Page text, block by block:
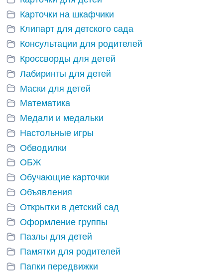
Карточки на шкафчики
Клипарт для детского сада
Консультации для родителей
Кроссворды для детей
Лабиринты для детей
Маски для детей
Математика
Медали и медальки
Настольные игры
Обводилки
ОБЖ
Обучающие карточки
Объявления
Открытки в детский сад
Оформление группы
Пазлы для детей
Памятки для родителей
Папки передвижки